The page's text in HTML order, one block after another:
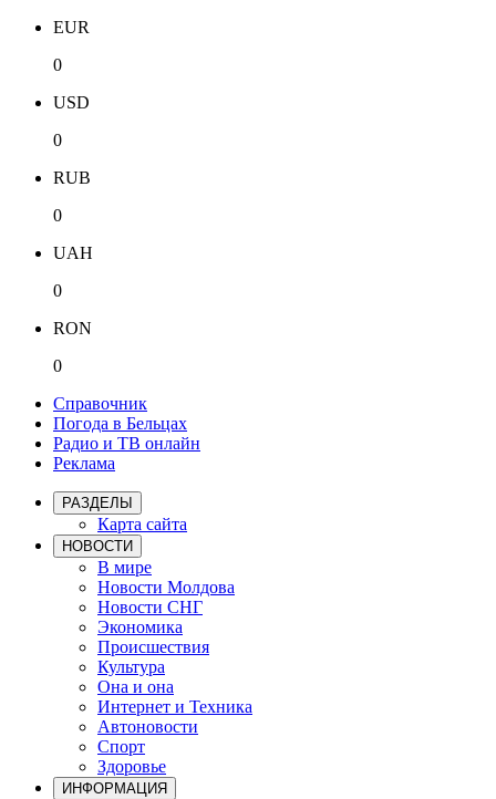
EUR
0
USD
0
RUB
0
UAH
0
RON
0
Справочник
Погода в Бельцах
Радио и ТВ онлайн
Реклама
РАЗДЕЛЫ
Карта сайта
НОВОСТИ
В мире
Новости Молдова
Новости СНГ
Экономика
Происшествия
Культура
Она и она
Интернет и Техника
Автоновости
Спорт
Здоровье
ИНФОРМАЦИЯ